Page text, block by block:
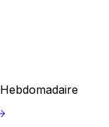
Hebdomadaire